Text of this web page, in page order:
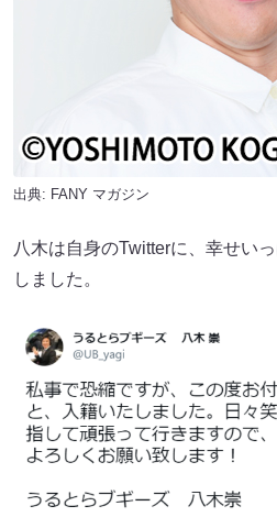
出典: FANY マガジン
八木は自身のTwitterに、幸せい
しました。